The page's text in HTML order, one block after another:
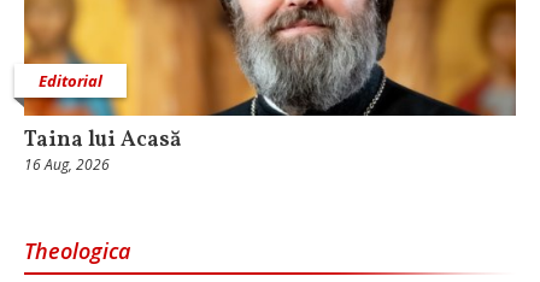
Editorial
Taina lui Acasă
16 Aug, 2026
Theologica